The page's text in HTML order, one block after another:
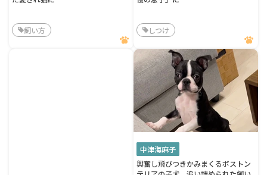
飼い方 しつけ
中津海麻子
興奮し飛びつきかみまくるボストン